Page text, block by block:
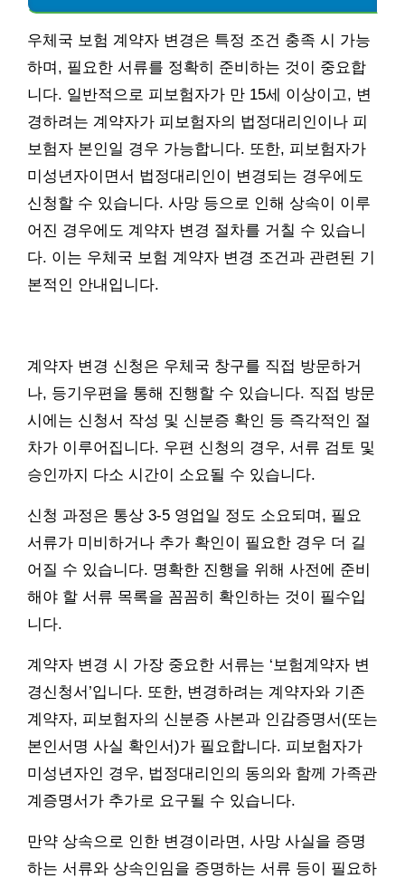
우체국 보험 계약자 변경은 특정 조건 충족 시 가능
하며, 필요한 서류를 정확히 준비하는 것이 중요합
니다. 일반적으로 피보험자가 만 15세 이상이고, 변
경하려는 계약자가 피보험자의 법정대리인이나 피
보험자 본인일 경우 가능합니다. 또한, 피보험자가
미성년자이면서 법정대리인이 변경되는 경우에도
신청할 수 있습니다. 사망 등으로 인해 상속이 이루
어진 경우에도 계약자 변경 절차를 거칠 수 있습니
다. 이는 우체국 보험 계약자 변경 조건과 관련된 기
본적인 안내입니다.
계약자 변경 신청은 우체국 창구를 직접 방문하거
나, 등기우편을 통해 진행할 수 있습니다. 직접 방문
시에는 신청서 작성 및 신분증 확인 등 즉각적인 절
차가 이루어집니다. 우편 신청의 경우, 서류 검토 및
승인까지 다소 시간이 소요될 수 있습니다.
신청 과정은 통상 3-5 영업일 정도 소요되며, 필요
서류가 미비하거나 추가 확인이 필요한 경우 더 길
어질 수 있습니다. 명확한 진행을 위해 사전에 준비
해야 할 서류 목록을 꼼꼼히 확인하는 것이 필수입
니다.
계약자 변경 시 가장 중요한 서류는 ‘보험계약자 변
경신청서’입니다. 또한, 변경하려는 계약자와 기존
계약자, 피보험자의 신분증 사본과 인감증명서(또는
본인서명 사실 확인서)가 필요합니다. 피보험자가
미성년자인 경우, 법정대리인의 동의와 함께 가족관
계증명서가 추가로 요구될 수 있습니다.
만약 상속으로 인한 변경이라면, 사망 사실을 증명
하는 서류와 상속인임을 증명하는 서류 등이 필요하